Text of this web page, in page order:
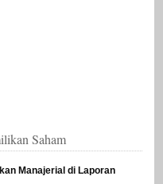
Saham
Manajerial di Laporan